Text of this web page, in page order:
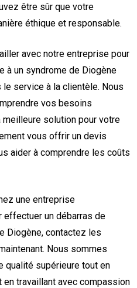
être sûr que votre
éthique et responsable.
avec notre entreprise pour
à un syndrome de Diogène
service à la clientèle. Nous
vos besoins
solution pour votre
vous offrir un devis
aider à comprendre les coûts
une entreprise
un débarras de
Diogène, contactez les
Nous sommes
qualité supérieure tout en
en travaillant avec compassion